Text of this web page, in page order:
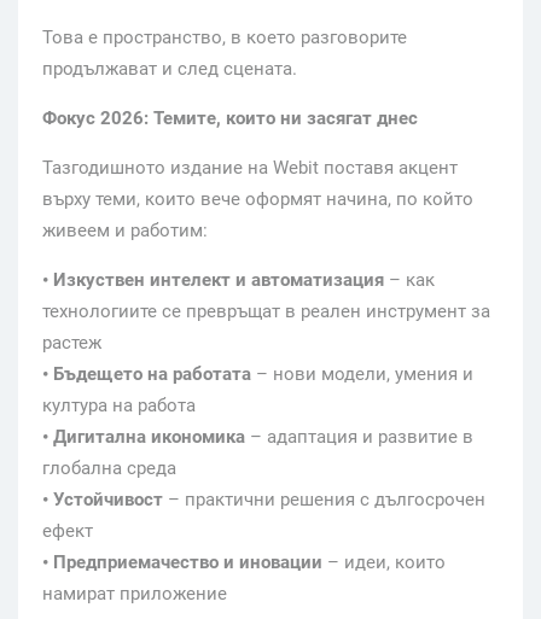
Това е пространство, в което разговорите
продължават и след сцената.
Фокус 2026: Темите, които ни засягат днес
Тазгодишното издание на Webit поставя акцент
върху теми, които вече оформят начина, по който
живеем и работим:
• Изкуствен интелект и автоматизация – как
технологиите се превръщат в реален инструмент за
растеж
• Бъдещето на работата – нови модели, умения и
култура на работа
• Дигитална икономика – адаптация и развитие в
глобална среда
• Устойчивост – практични решения с дългосрочен
ефект
• Предприемачество и иновации – идеи, които
намират приложение